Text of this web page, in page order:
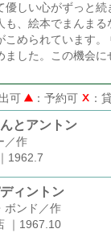
休館日カレ
ンダー
移
カ
しい心がずっと続
も、絵本でまんまる
こめられています
ました。この機会に
可 ：予約可 ：
とアントン
／作
1962.7
ィントン
ボンド／作
｜1967.10